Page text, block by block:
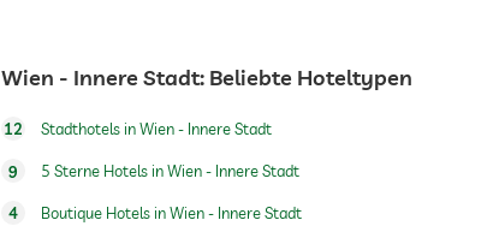
Wien - Innere Stadt: Beliebte Hoteltypen
12 Stadthotels in Wien - Innere Stadt
9 5 Sterne Hotels in Wien - Innere Stadt
4 Boutique Hotels in Wien - Innere Stadt